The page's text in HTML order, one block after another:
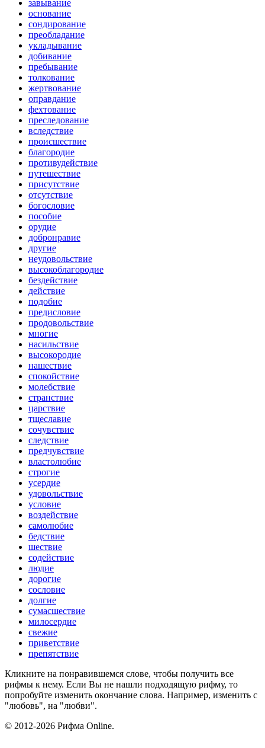
завывание
основание
сондирование
преобладание
укладывание
добивание
пребывание
толкование
жертвование
оправдание
фехтование
преследование
вследствие
происшествие
благородие
противудействие
путешествие
присутствие
отсутствие
богословие
пособие
орудие
добронравие
другие
неудовольствие
высокоблагородие
бездействие
действие
подобие
предисловие
продовольствие
многие
насильствие
высокородие
нашествие
спокойствие
молебствие
странствие
царствие
тщеславие
сочувствие
следствие
предчувствие
властолюбие
строгие
усердие
удовольствие
условие
воздействие
самолюбие
бедствие
шествие
содействие
людие
дорогие
сословие
долгие
сумасшествие
милосердие
свежие
приветствие
препятствие
Кликните на понравившемся слове, чтобы получить все
рифмы к нему. Если Вы не нашли подходящую рифму, то
попробуйте изменить окончание слова. Например, изменить с
"любовь", на "любви".
© 2012-2026 Рифма Online.